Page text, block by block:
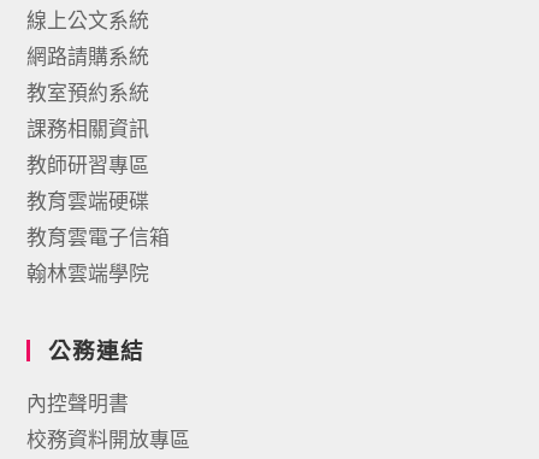
線上公文系統
網路請購系統
教室預約系統
課務相關資訊
教師研習專區
教育雲端硬碟
教育雲電子信箱
翰林雲端學院
公務連結
內控聲明書
校務資料開放專區